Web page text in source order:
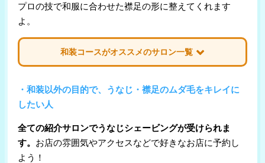
プロの技で和服に合わせた襟足の形に整えてくれます
よ。
和装コースがオススメのサロン一覧
サロン名
コース価格
コーレア
(伏木/高岡市)
￥8,800
・和装以外の目的で、うなじ・襟足のムダ毛をキレイに
したい人
全ての紹介サロンでうなじシェービングが受けられま
す。 お店の雰囲気やアクセスなどで好きなお店に予約し
よう！